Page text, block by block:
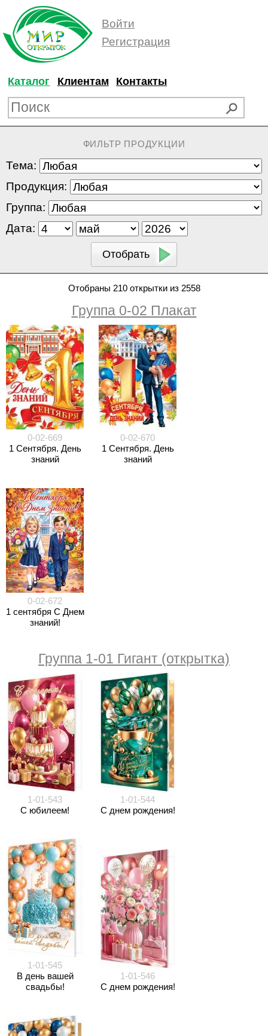
Войти
Регистрация
Каталог Клиентам Контакты
ФИЛЬТР ПРОДУКЦИИ
Тема:
Продукция:
Группа:
Дата:
Отобраны 210 открытки из 2558
Группа 0-02 Плакат
0-02-669
1 Сентября. День
знаний
0-02-670
1 Сентября. День
знаний
0-02-672
1 сентября С Днем
знаний!
Группа 1-01 Гигант (открытка)
1-01-543
С юбилеем!
1-01-544
С днем рождения!
1-01-545
В день вашей
свадьбы!
1-01-546
С днем рождения!